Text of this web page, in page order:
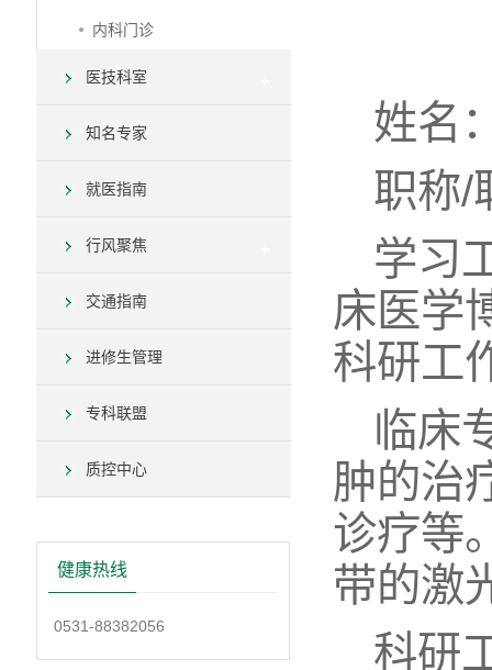
内科门诊
医技科室
知名专家
就医指南
行风聚焦
交通指南
进修生管理
专科联盟
质控中心
健康热线
0531-88382056
姓名
职称/
学习
床医学
科研工
临床
肿的治
诊疗等
带的激
科研